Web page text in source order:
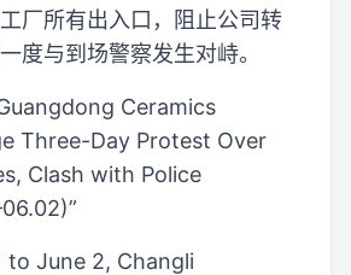
厂所有出入口，阻止公司转
度与到场警察发生对峙。
Ceramics
Three-Day Protest Over
Clash with Police
to June 2, Changli